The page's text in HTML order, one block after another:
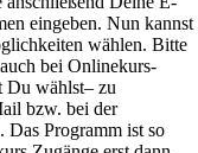
eingeben. Nun kannst
wählen. Bitte
bei Onlinekurs-
Du wählst– zu
bzw. bei der
Das Programm ist so